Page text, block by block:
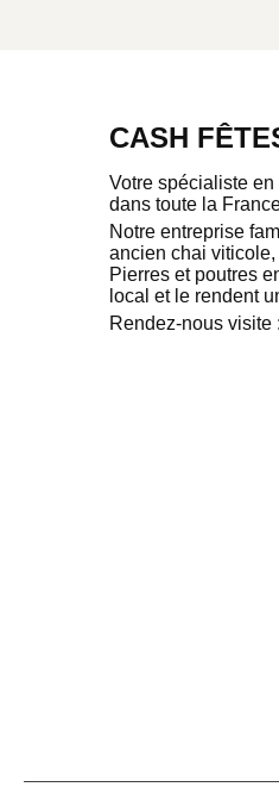
CASH
Votre spécialiste
dans toute la
Notre entreprise
ancien chai
Pierres et poutres
local et le rendent
Rendez-nous visite